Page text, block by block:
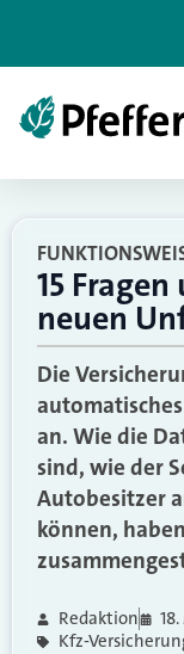
15
neuen
Die
an. Wie die
sind, wie der
Autobesitzer
können,
Redaktion
Kfz-